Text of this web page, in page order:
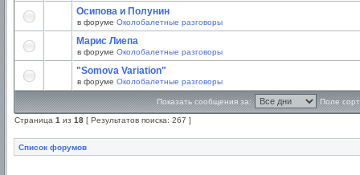
Осипова и Полунин
в форуме Околобалетные разговоры
Марис Лиепа
в форуме Околобалетные разговоры
"Somova Variation"
в форуме Околобалетные разговоры
Показать сообщения за: Поле
Страница 1 из 18 [ Результатов поиска: 267 ]
Список форумов